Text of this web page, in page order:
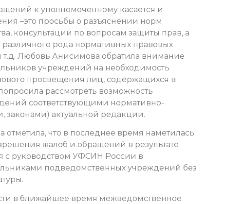
к уполномоченному касается и
–это просьбы о разъяснении норм
консультации по вопросам защиты прав, а
рода нормативных правовых
т.д. Любовь Анисимова обратила внимание
учреждений на необходимость
просвещения лиц, содержащихся в
рассмотреть возможность
соответствующими нормативно-
законами) актуальной редакции.
что в последнее время наметилась
жалоб и обращений в результате
с руководством УФСИН России в
подведомственных учреждений без
в ближайшее время межведомственное